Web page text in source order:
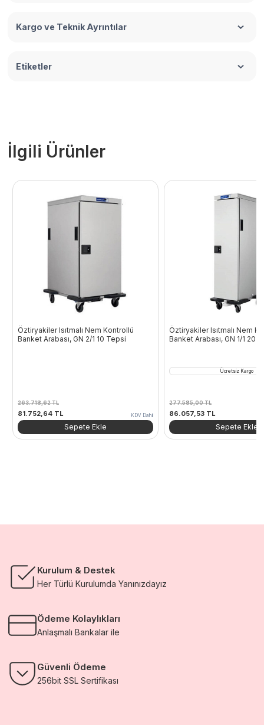
Kargo ve Teknik Ayrıntılar
Etiketler
İlgili Ürünler
Öztiryakiler Isıtmalı Nem Kontrollü
Banket Arabası, GN 2/1 10 Tepsi
263.718,62TL
Orijinal
fiyat:
263.718,62 TL.
81.752,64 TLŞu
andaki
fiyat:
KDV Dahil
Sepete Ekle
Öztiryakiler Isıtmalı Nem
Banket Arabası, GN 1/1 20
Ücretsiz Kargo
277.585,00TL
Orijinal
fiyat:
277.585,00 TL.
86.057,53 TLŞu
andaki
fiyat:
Sepete Ekle
Kurulum & Destek
Her Türlü Kurulumda Yanınızdayız
Ödeme Kolaylıkları
Anlaşmalı Bankalar ile
Güvenli Ödeme
256bit SSL Sertifikası